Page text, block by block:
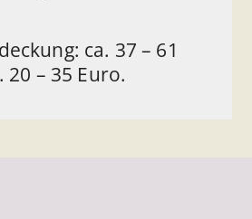
ca. 37 – 61
20 – 35 Euro.